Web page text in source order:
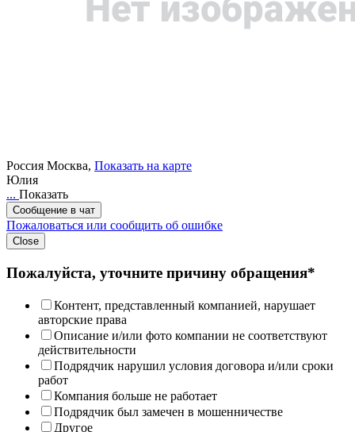
Россия Москва, Показать на карте
Юлия
... Показать
Сообщение в чат
Пожаловаться или сообщить об ошибке
Close
Пожалуйста, уточните причину обращения*
Контент, представленный компанией, нарушает
авторские права
Описание и/или фото компании не соответствуют
действительности
Подрядчик нарушил условия договора и/или сроки
работ
Компания больше не работает
Подрядчик был замечен в мошенничестве
Другое